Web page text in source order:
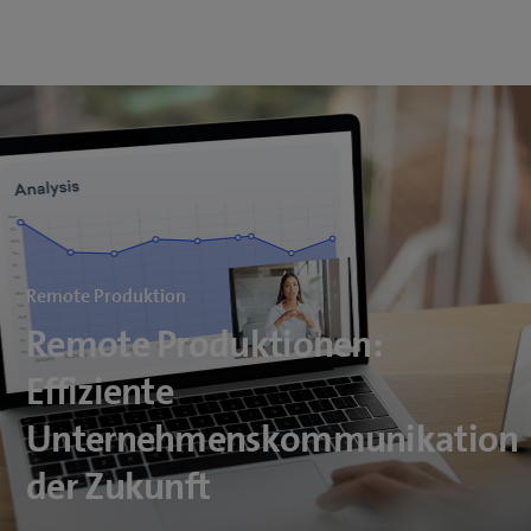
Remote Produktion
Remote Produktionen:
Effiziente
Unternehmenskommunikation
der Zukunft